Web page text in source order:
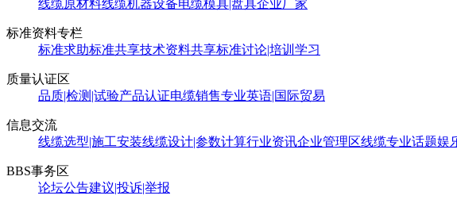
线缆原材料线缆机器设备电缆模具|盘具企业厂家
标准资料专栏
标准求助标准共享技术资料共享标准讨论|培训学习
质量认证区
品质|检测|试验产品认证电缆销售专业英语|国际贸易
信息交流
线缆选型|施工安装线缆设计|参数计算行业资讯企业管理区线缆专业话题娱
BBS事务区
论坛公告建议|投诉|举报